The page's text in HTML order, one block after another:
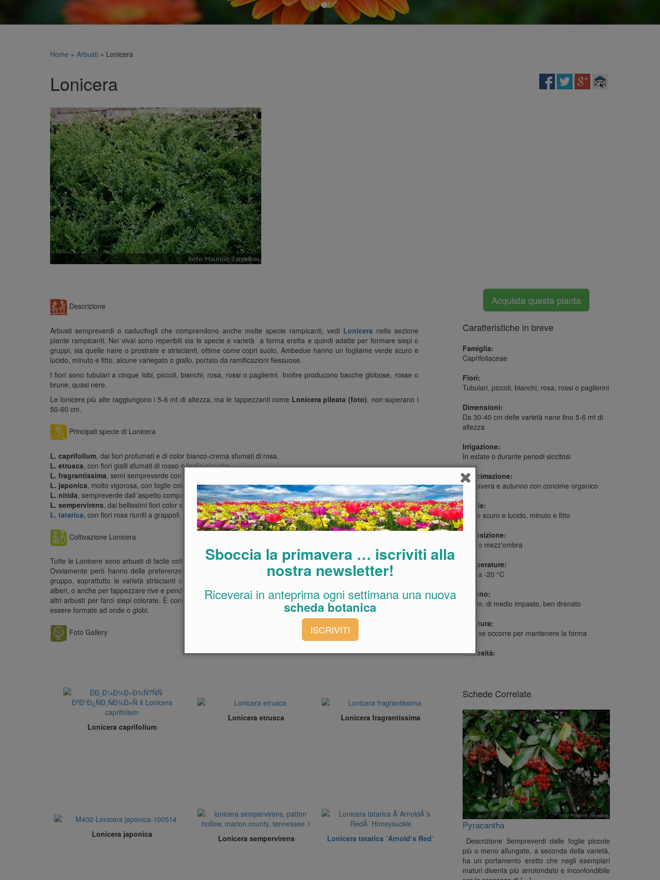
Home » Arbusti » Lonicera
Lonicera
Descrizione
Arbusti sempreverdi o caducifogli che comprendono anche molte specie rampicanti, vedi Lonicera nella sezione
piante rampicanti. Nei vivai sono reperibili sia le specie e varietà a forma eretta e quindi adatte per formare siepi o
gruppi, sia quelle nane o prostrate e striscianti, ottime come copri suolo. Ambedue hanno un fogliame verde scuro e
lucido, minuto e fitto, alcune variegato o giallo, portato da ramificazioni flessuose.
I fiori sono tubulari a cinque lobi, piccoli, bianchi, rosa, rossi o paglierini. Inoltre producono bacche globose, rosse o
brune, quasi nere.
Le lonicere più alte raggiungono i 5-6 mt di altezza, ma le tappezzanti come Lonicera pileata (foto), non superano i
50-60 cm.
Principali specie di Lonicera
L. caprifolium, dai fiori profumati e di color bianco-crema sfumati di rosa.
L. etrusca, con fiori gialli sfumati di rosso e foglie glauche.
L. fragrantissima, semi sempreverde con con fiori bianco-crema, molto profumati.
L. japonica, molto vigorosa, con foglie color verde chiaro e fiori bianchi o gialli.
L. nitida, sempreverde dall´aspetto compatto, ideale per formare siepi.
L. sempervirens, dai bellissimi fiori color scarlatto con l´interno giallo-arancione.
L. tatarica, con fiori rosa riuniti a grappoli, che al termine della fioritura sono sostituiti da tonde bacche rosse.
Coltivazione Lonicera
Tutte le Lonicere sono arbusti di facile coltivazione, rustiche e che si adattano alle più disparate condizioni ambientali.
Ovviamente però hanno delle preferenze per i terreni fertili e ben esposti al sole. Risultano meglio se coltivate in
gruppo, soprattutto le varietà striscianti che servono a coprire vaste estensioni di aiuole sotto la chioma di grandi
alberi, o anche per tappezzare rive e pendii. Con le varietà più alte si ottengono belle siepi compatte o in miscuglio con
altri arbusti per farci siepi colorate. È consigliabile cimare regolarmente le piante da siepe, mentre le nane possono
essere formate ad onde o globi.
Foto Gallery
Lonicera caprifolium
Lonicera etrusca Lonicera fragrantissima
Lonicera japonica Lonicera sempervirens Lonicera tatarica ´Arnold’s Red´
Acquista questa pianta
Caratteristiche in breve
Famiglia:
Caprifoliaceae
Fiori:
Tubulari, piccoli, bianchi, rosa, rossi o paglierini
Dimensioni:
Da 30-40 cm delle varietà nane fino 5-6 mt di
altezza
Irrigazione:
In estate o durante periodi siccitosi
Concimazione:
Primavera e autunno con concime organico
Foglie:
Verde scuro e lucido, minuto e fitto
Esposizione:
Sole o mezz'ombra
Temperature:
Fino a -20 °C
Terreno:
Fertile, di medio impasto, ben drenato
Potatura:
Solo se occorre per mantenere la forma
Curiosità:
Schede Correlate
Pyracantha
Descrizione Sempreverdi dalle foglie piccole
più o meno allungate, a seconda della varietà,
ha un portamento eretto che negli esemplari
maturi diventa più arrotondato e inconfondibile
Sboccia la primavera … iscriviti alla
nostra newsletter!
Riceverai in anteprima ogni settimana una nuova
scheda botanica
ISCRIVITI